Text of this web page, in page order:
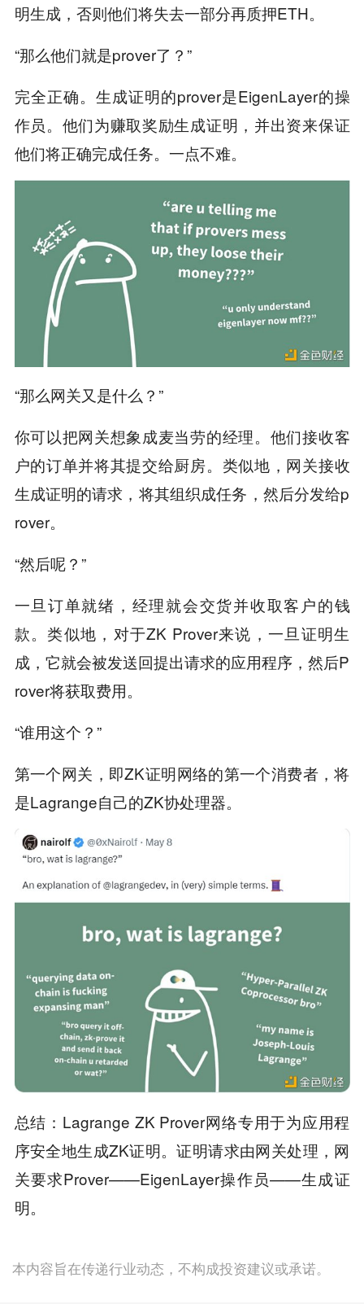
明生成，否则他们将失去一部分再质押ETH。
“那么他们就是prover了？”
完全正确。生成证明的prover是EigenLayer的操
作员。他们为赚取奖励生成证明，并出资来保证
他们将正确完成任务。一点不难。
“那么网关又是什么？”
你可以把网关想象成麦当劳的经理。他们接收客
户的订单并将其提交给厨房。类似地，网关接收
生成证明的请求，将其组织成任务，然后分发给p
rover。
“然后呢？”
一旦订单就绪，经理就会交货并收取客户的钱
款。类似地，对于ZK Prover来说，一旦证明生
成，它就会被发送回提出请求的应用程序，然后P
rover将获取费用。
“谁用这个？”
第一个网关，即ZK证明网络的第一个消费者，将
是Lagrange自己的ZK协处理器。
总结：Lagrange ZK Prover网络专用于为应用程
序安全地生成ZK证明。证明请求由网关处理，网
关要求Prover——EigenLayer操作员——生成证
明。
本内容旨在传递行业动态，不构成投资建议或承诺。